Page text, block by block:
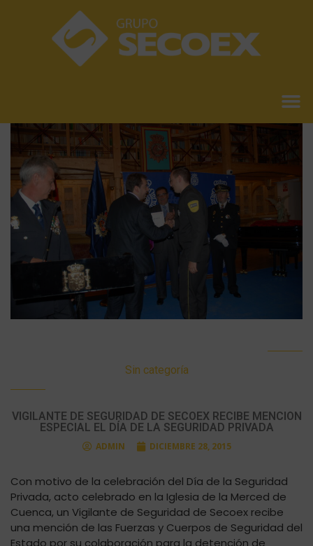
Sin categoría
VIGILANTE DE SEGURIDAD DE SECOEX RECIBE MENCIÓN
ESPECIAL EL DÍA DE LA SEGURIDAD PRIVADA
ADMIN DICIEMBRE 28, 2015
Con motivo de la celebración del Día de la Seguridad
Privada, acto celebrado en la Iglesia de la Merced de
Cuenca, un Vigilante de Seguridad de Secoex recibe
una mención de las Fuerzas y Cuerpos de Seguridad del
Estado por su colaboración para la detención de